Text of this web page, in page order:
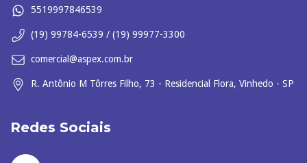
5519997846539
(19) 99784-6539 / (19) 99977-3300
comercial@aspex.com.br
R. Antônio M Tôrres Filho, 73 - Residencial Flora, Vinhedo - SP
Redes Sociais